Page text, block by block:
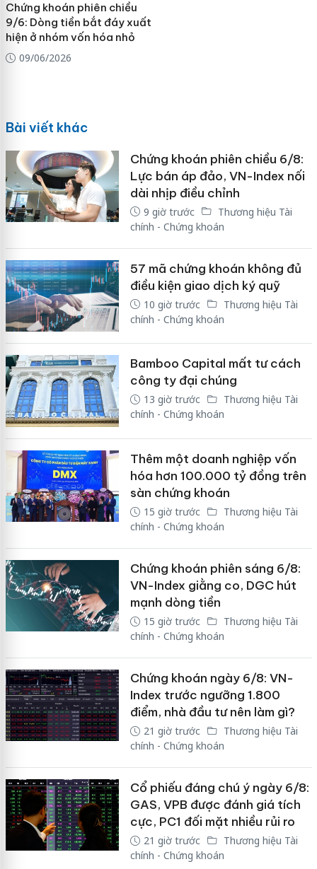
Chứng khoán phiên chiều
9/6: Dòng tiền bắt đáy xuất
hiện ở nhóm vốn hóa nhỏ
09/06/2026
Bài viết khác
Chứng khoán phiên chiều 6/8:
Lực bán áp đảo, VN-Index nối
dài nhịp điều chỉnh
9 giờ trước
Thương hiệu Tài
chính - Chứng khoán
57 mã chứng khoán không đủ
điều kiện giao dịch ký quỹ
10 giờ trước
Thương hiệu Tài
chính - Chứng khoán
Bamboo Capital mất tư cách
công ty đại chúng
13 giờ trước
Thương hiệu Tài
chính - Chứng khoán
Thêm một doanh nghiệp vốn
hóa hơn 100.000 tỷ đồng trên
sàn chứng khoán
15 giờ trước
Thương hiệu Tài
chính - Chứng khoán
Chứng khoán phiên sáng 6/8:
VN-Index giằng co, DGC hút
mạnh dòng tiền
15 giờ trước
Thương hiệu Tài
chính - Chứng khoán
Chứng khoán ngày 6/8: VN-
Index trước ngưỡng 1.800
điểm, nhà đầu tư nên làm gì?
21 giờ trước
Thương hiệu Tài
chính - Chứng khoán
Cổ phiếu đáng chú ý ngày 6/8:
GAS, VPB được đánh giá tích
cực, PC1 đối mặt nhiều rủi ro
21 giờ trước
Thương hiệu Tài
chính - Chứng khoán